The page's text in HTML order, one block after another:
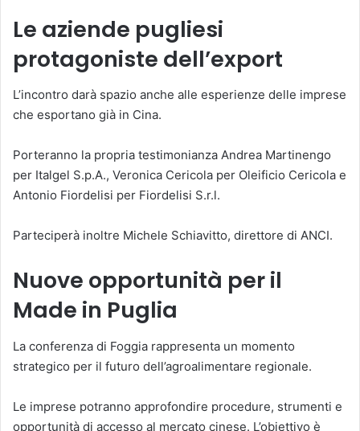
Le aziende pugliesi
protagoniste dell’export
L’incontro darà spazio anche alle esperienze delle imprese
che esportano già in Cina.
Porteranno la propria testimonianza Andrea Martinengo
per Italgel S.p.A., Veronica Cericola per Oleificio Cericola e
Antonio Fiordelisi per Fiordelisi S.r.l.
Parteciperà inoltre Michele Schiavitto, direttore di ANCI.
Nuove opportunità per il
Made in Puglia
La conferenza di Foggia rappresenta un momento
strategico per il futuro dell’agroalimentare regionale.
Le imprese potranno approfondire procedure, strumenti e
opportunità di accesso al mercato cinese. L’obiettivo è